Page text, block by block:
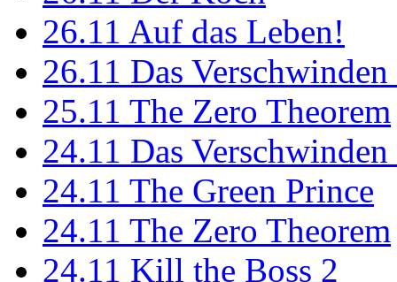
26.11 Auf das Leben!
26.11 Das
25.11 The Zero Theorem
24.11 Das
24.11 The Green Prince
24.11 The Zero Theorem
24.11 Kill the Boss 2